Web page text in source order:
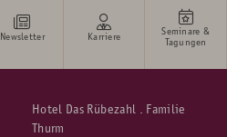
Newsletter Karriere
Seminare &
Tagungen
Hotel Das Rübezahl . Familie
Thurm